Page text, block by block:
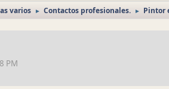
varios ► Contactos profesionales. ► Pintor
PM